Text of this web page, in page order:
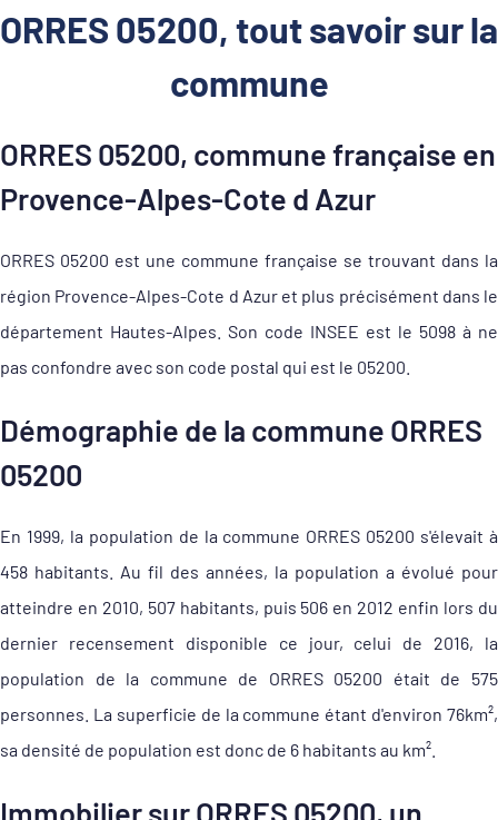
ORRES 05200, tout savoir sur la
commune
ORRES 05200, commune française en
Provence-Alpes-Cote d Azur
ORRES 05200 est une commune française se trouvant dans la
région Provence-Alpes-Cote d Azur et plus précisément dans le
département Hautes-Alpes. Son code INSEE est le 5098 à ne
pas confondre avec son code postal qui est le 05200.
Démographie de la commune ORRES
05200
En 1999, la population de la commune ORRES 05200 s'élevait à
458 habitants. Au fil des années, la population a évolué pour
atteindre en 2010, 507 habitants, puis 506 en 2012 enfin lors du
dernier recensement disponible ce jour, celui de 2016, la
population de la commune de ORRES 05200 était de 575
personnes. La superficie de la commune étant d'environ 76km²,
sa densité de population est donc de 6 habitants au km².
Immobilier sur ORRES 05200, un